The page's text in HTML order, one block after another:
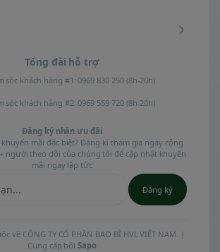
Bật Của
Phẩm
Cưa sắc bén, cắt gỗ mịn,
nhanh, không làm xước bề mặt
vật liệu.
Dễ dàng xử lý các vật liệu: Gỗ
cứng, gỗ mềm, nhựa, ống PVC.
chuẩn công thái học, cầm nắm
chắc chắn.
Tổng đài hỗ trợ
sóc khách hàng #1: 0969 830 250 (8h-20h)
sóc khách hàng #2: 0969 559 720 (8h-20h)
Đăng ký nhận ưu đãi
mãi đặc biệt? Đăng kí tham gia ngay cộng
người theo dõi của chúng tôi để cập nhật khuyến
mãi ngay lập tức
Đăng ký
về CÔNG TY CỔ PHẦN BAO BÌ HVL VIỆT NAM. |
Cung cấp bởiSapo